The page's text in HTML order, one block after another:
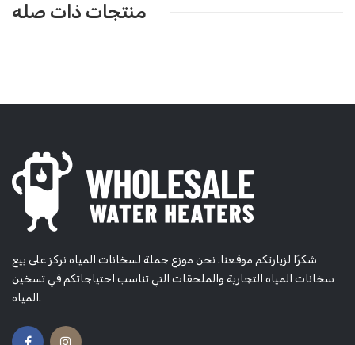
منتجات ذات صله
شكرًا لزيارتكم موقعنا. نحن موزع جملة لسخانات المياه نركز على بيع
سخانات المياه التجارية والملحقات التي تناسب احتياجاتكم في تسخين
المياه.